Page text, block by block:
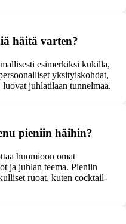
häitä varten?
esimerkiksi kukilla,
yksityiskohdat,
juhlatilaan tunnelmaa.
pieniin häihin?
huomioon omat
ja juhlan teema. Pieniin
ruoat, kuten cocktail-